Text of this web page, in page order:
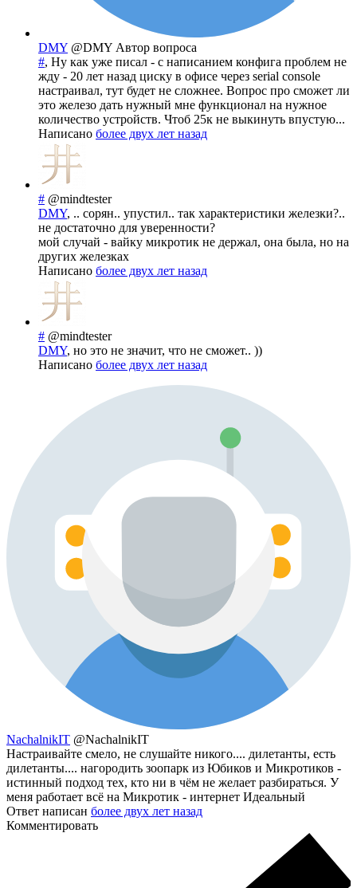
DMY @DMY Автор вопроса
#, Ну как уже писал - с написанием конфига проблем не
жду - 20 лет назад циску в офисе через serial console
настраивал, тут будет не сложнее. Вопрос про сможет ли
это железо дать нужный мне функционал на нужное
количество устройств. Чтоб 25к не выкинуть впустую...
Написано более двух лет назад
# @mindtester
DMY, .. сорян.. упустил.. так характеристики железки?..
не достаточно для уверенности?
мой случай - вайку микротик не держал, она была, но на
других железках
Написано более двух лет назад
# @mindtester
DMY, но это не значит, что не сможет.. ))
Написано более двух лет назад
NachalnikIT @NachalnikIT
Настраивайте смело, не слушайте никого.... дилетанты, есть
дилетанты.... нагородить зоопарк из Юбиков и Микротиков -
истинный подход тех, кто ни в чём не желает разбираться. У
меня работает всё на Микротик - интернет Идеальный
Ответ написан более двух лет назад
Комментировать